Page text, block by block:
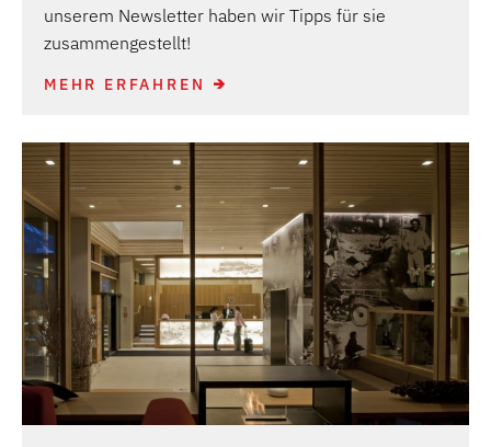
unserem Newsletter haben wir Tipps für sie
zusammengestellt!
MEHR ERFAHREN